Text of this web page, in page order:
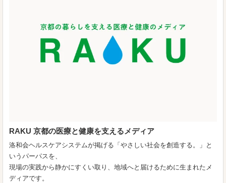
RAKU 京都の医療と健康を支えるメディア
洛和会ヘルスケアシステムが掲げる「やさしい社会を創造する。」と
いうパーパスを、
現場の実践から静かにすくい取り、地域へと届けるために生まれたメ
ディアです。